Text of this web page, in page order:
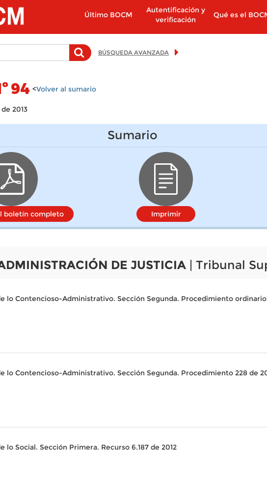
Último BOCM
Autentificación y
verificación
Qué es el
BÚSQUEDA AVANZADA
94 <Volver al sumario
2013
boletín completo
Sumario
Imprimir
DE JUSTICIA | Tribunal
lo Contencioso-Administrativo. Sección Segunda. Procedimiento
lo Contencioso-Administrativo. Sección Segunda. Procedimiento 228 de
lo Social. Sección Primera. Recurso 6.187 de 2012